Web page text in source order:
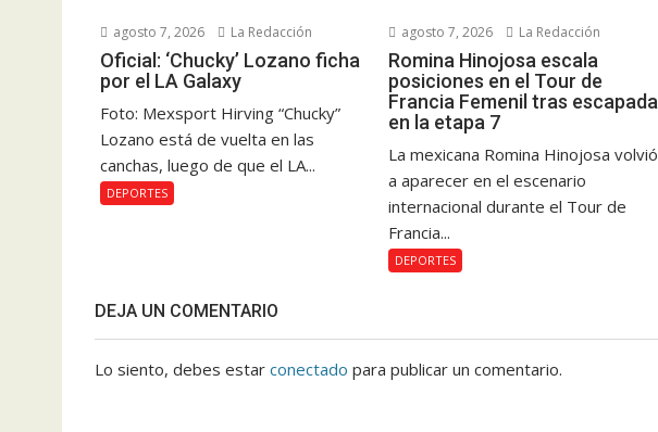
agosto 7, 2026 La Redacción
Oficial: ‘Chucky’ Lozano ficha
por el LA Galaxy
Foto: Mexsport Hirving “Chucky”
Lozano está de vuelta en las
canchas, luego de que el LA...
DEPORTES
agosto 7, 2026 La Redacción
Romina Hinojosa escala
posiciones en el Tour de
Francia Femenil tras escapada
en la etapa 7
La mexicana Romina Hinojosa volvió
a aparecer en el escenario
internacional durante el Tour de
Francia...
DEPORTES
DEJA UN COMENTARIO
Lo siento, debes estar conectado para publicar un comentario.